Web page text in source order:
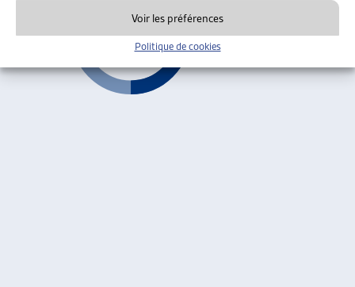
Voir les préférences
Politique de cookies